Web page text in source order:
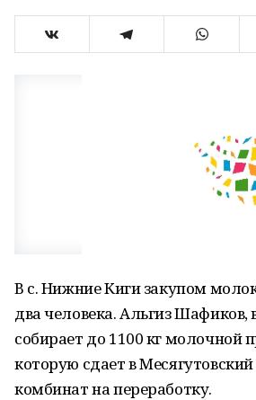
В с. Нижние Киги закупом
два человека. Альгиз Шафиков,
собирает до 1100 кг молочной
которую сдает в
комбинат на переработку.